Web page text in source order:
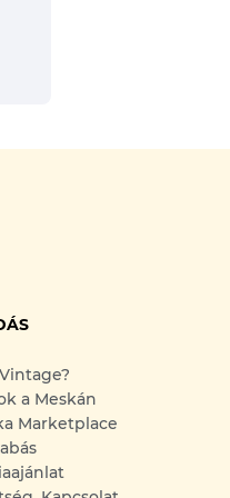
a Meskán
Marketplace